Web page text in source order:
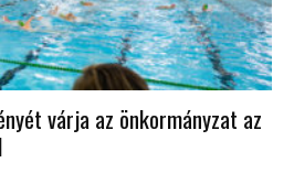
várja az önkormányzat az